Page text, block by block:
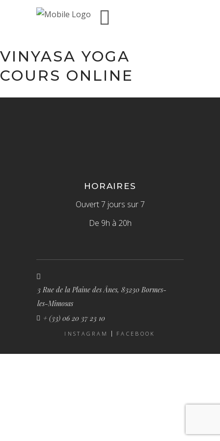
VINYASA YOGA
COURS ONLINE
HORAIRES
Ouvert 7 jours sur 7
De 9h à 20h
3 Rue de la Plaine des Ânes, 83230 Bormes-
les-Mimosas
+ (33) 06 20 37 23 10
INSTAGRAM FACEBOOK